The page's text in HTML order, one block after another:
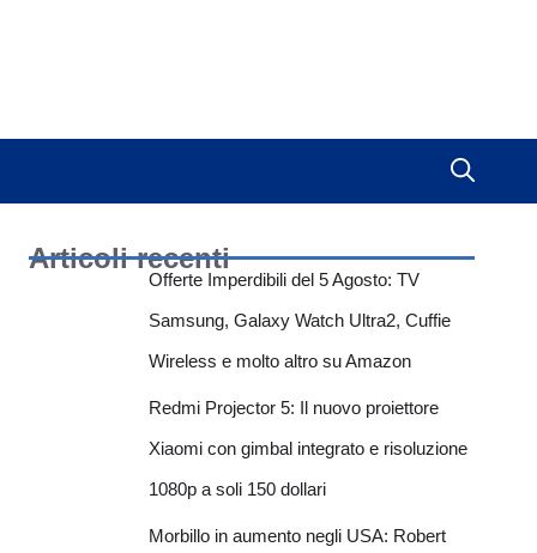
Articoli recenti
Offerte Imperdibili del 5 Agosto: TV
Samsung, Galaxy Watch Ultra2, Cuffie
Wireless e molto altro su Amazon
Redmi Projector 5: Il nuovo proiettore
Xiaomi con gimbal integrato e risoluzione
1080p a soli 150 dollari
Morbillo in aumento negli USA: Robert